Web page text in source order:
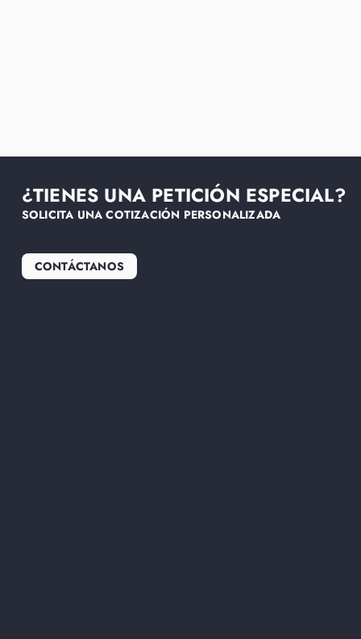
¿TIENES UNA PETICIÓN ESPECIAL?
SOLICITA UNA COTIZACIÓN PERSONALIZADA
CONTÁCTANOS